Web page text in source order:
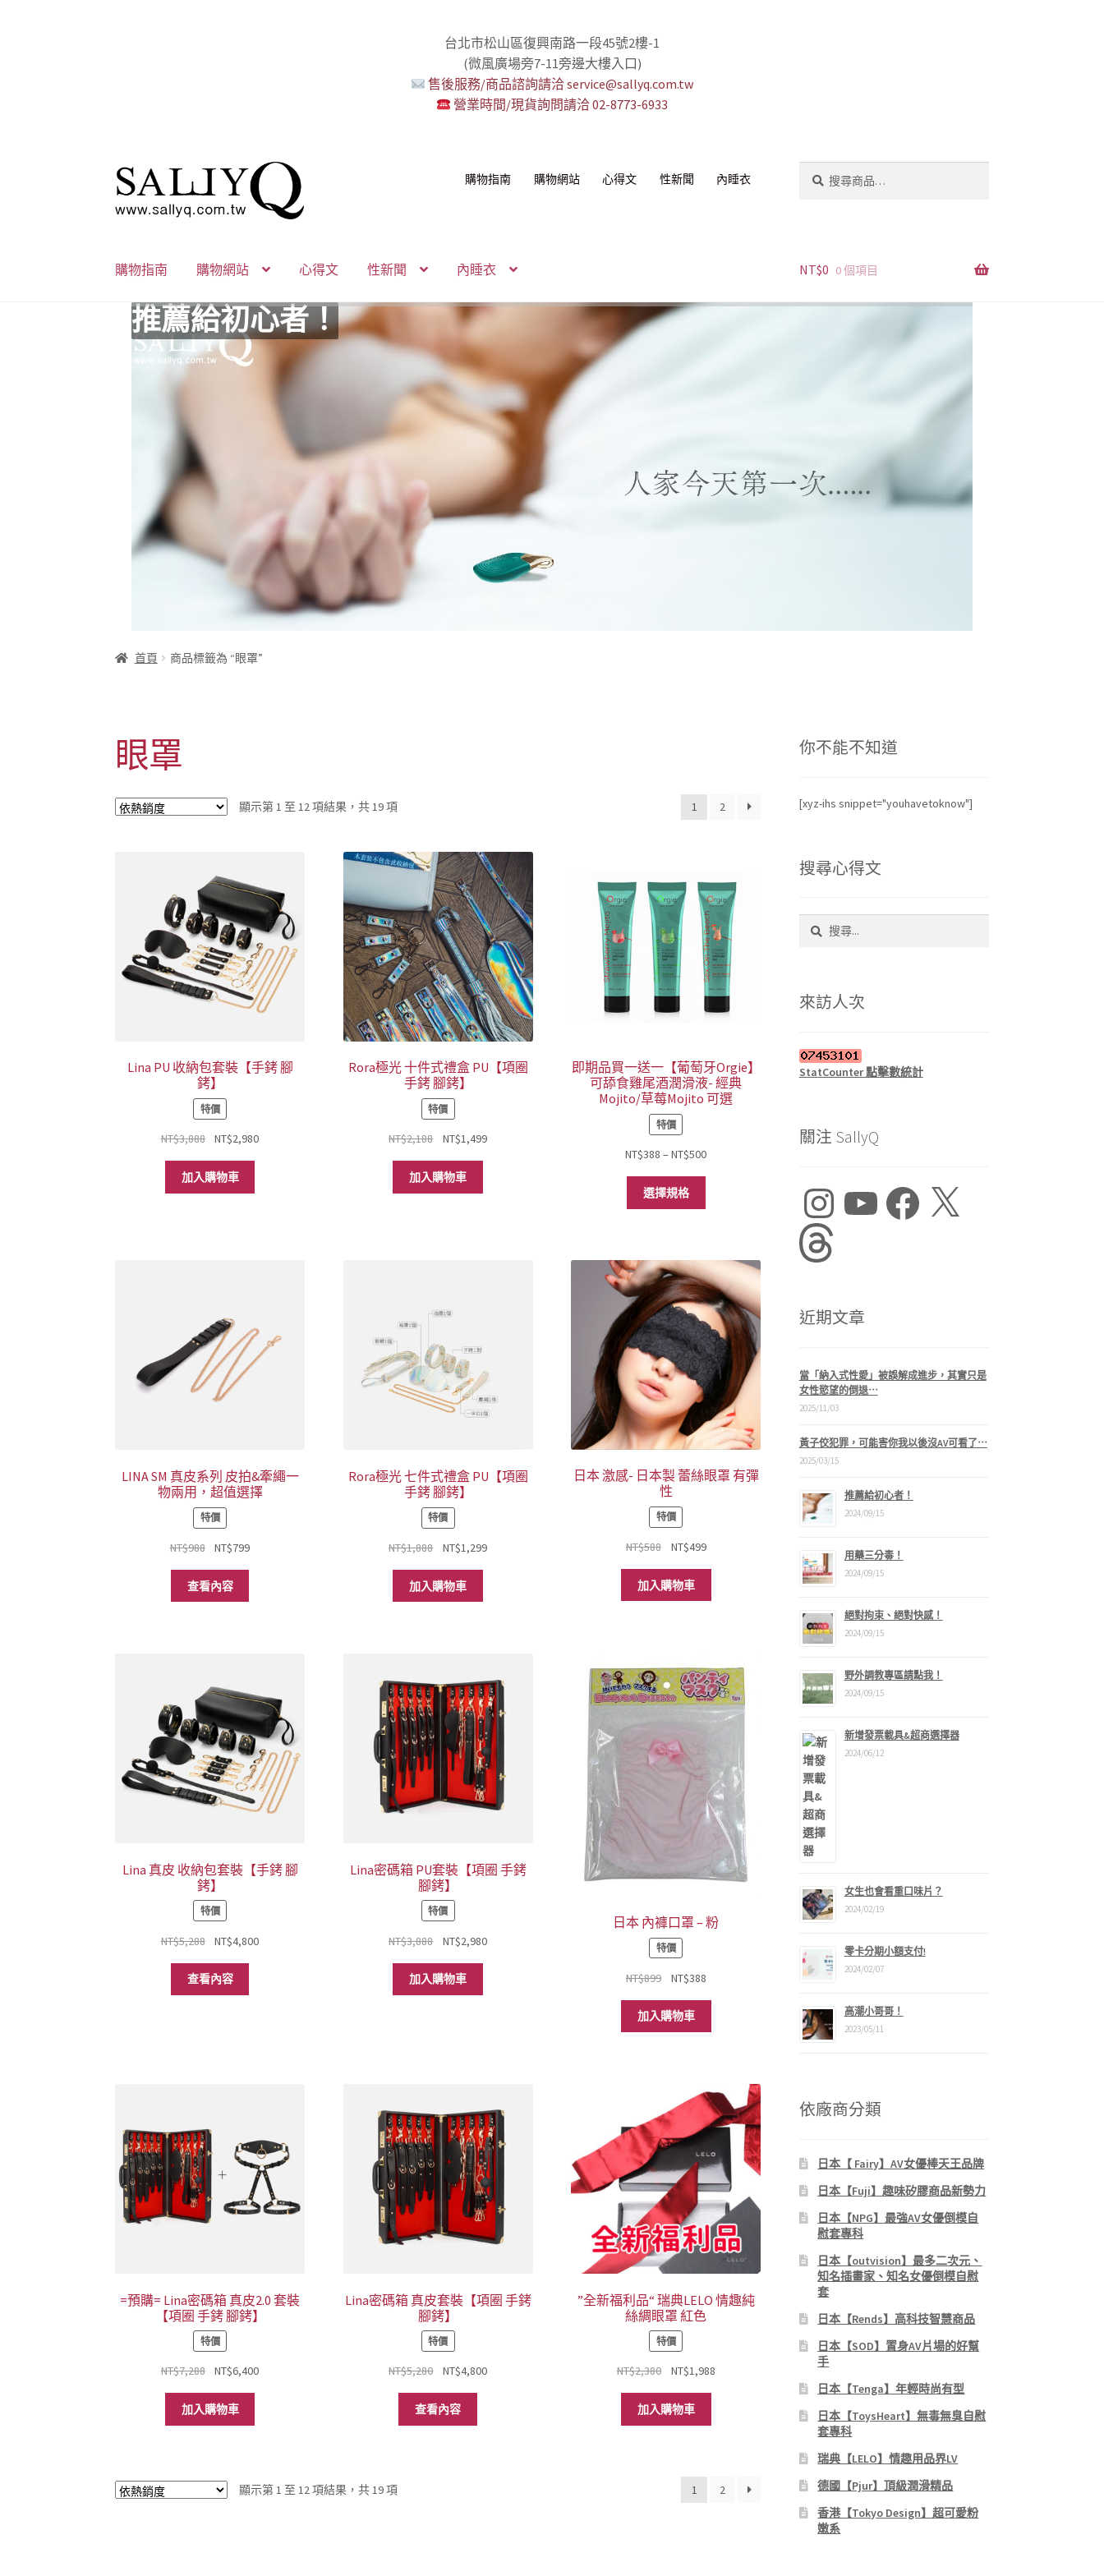
台北市松山區復興南路一段45號2樓-1
(微風廣場旁7-11旁邊大樓入口)
售後服務/商品諮詢請洽 service@sallyq.com.tw
營業時間/現貨詢問請洽 02-8773-6933
跳
至
導
跳
至
主
容
購物指南 購物網站 心得文 性新聞 內睡衣
購物指南 購物網站 心得文 性新聞 內睡衣 NT$0 0 個項目
推薦給初心者！
用藥三分毒！
絕對拘束、絕對快感！
野外調教專區請點我！
零卡分期小額支付!
高潮小哥哥！
免下車也可以購物！
時尚真皮Ｋ金手腳環+短鏈
K金綺娜情趣時尚組
嘗試輕柔的SM，你要一起嗎？
Bess2 買1送4毫無冷場！
免洗潤滑 快適生活提案者
小兔乳夾 遠端遙控想壞壞！
雙悅彎 建立你的多重高潮宇宙！
蜜穴攪拌棒 瞄準性感的私密區域
男人，也該犒賞自己了！
門市消費送時尚收納包
出貨調整公告
人氣男優情慾寫真
SallyQ老師客製化語音服務
首頁 商品標籤為 “眼罩”
眼罩
顯示第 1 至 12 項結果，共 19 項依
度
1 2
Lina PU 收納包套裝【手銬 腳
銬】
特價
NT$3,888
原
價
格：
NT$2,980目
加入購物車
Rora極光 十件式禮盒 PU【項圈
手銬 腳銬】
特價
NT$2,188
原
價
格：
NT$1,499目
加入購物車
即期品買一送一【葡萄牙Orgie】
可舔食雞尾酒潤滑液- 經典
Mojito/草莓Mojito 可選
特價
NT$388 – NT$500價
NT$500
選擇規格
多
種
款
式。
可
在
產
品
頁
面
選
選
LINA SM 真皮系列 皮拍&牽繩一
物兩用，超值選擇
特價
NT$988
原
價
格：
NT$799目
查看內容
Rora極光 七件式禮盒 PU【項圈
手銬 腳銬】
特價
NT$1,888
原
價
格：
NT$1,299目
加入購物車
日本 激感- 日本製 蕾絲眼罩 有彈
性
特價
NT$588
原
價
格：
NT$499目
格：
加入購物車
Lina 真皮 收納包套裝【手銬 腳
銬】
特價
NT$5,288
原
價
格：
NT$4,800目
查看內容
Lina密碼箱 PU套裝【項圈 手銬
腳銬】
特價
NT$3,888
原
價
格：
NT$2,980目
加入購物車
日本 內褲口罩 – 粉
特價
NT$899
原
價
格：
NT$388目
格：
加入購物車
=預購= Lina密碼箱 真皮2.0 套裝
【項圈 手銬 腳銬】
特價
NT$7,288
原
價
格：
NT$6,400目
加入購物車
Lina密碼箱 真皮套裝【項圈 手銬
腳銬】
特價
NT$5,280
原
價
格：
NT$4,800目
查看內容
”全新福利品“ 瑞典LELO 情趣純
絲綢眼罩 紅色
特價
NT$2,380
原
價
格：
NT$1,988目
加入購物車
顯示第 1 至 12 項結果，共 19 項依
1 2
你不能不知道
[xyz-ihs snippet="youhavetoknow"]
搜尋心得文
字:
來訪人次
StatCounter 點擊數統計
關注 SallyQ
Instagram Facebook
Threads
近期文章
當「納入式性愛」被誤解成進步，其實只是
女性慾望的倒退⋯
2025/11/03
黃子佼犯罪，可能害你我以後沒AV可看了⋯
2025/03/15
推薦給初心者！
2024/09/15
用藥三分毒！
2024/09/15
絕對拘束、絕對快感！
2024/09/15
野外調教專區請點我！
2024/09/15
新增發票載具&超商選擇器
2024/06/12
女生也會看重口味片？
2024/02/19
零卡分期小額支付!
2024/02/07
高潮小哥哥！
2023/05/11
依廠商分類
日本【 Fairy】AV女優棒天王品牌
日本【Fuji】趣味矽膠商品新勢力
日本【NPG】最強AV女優倒模自
慰套專科
日本【outvision】最多二次元、
知名插畫家、知名女優倒模自慰
套
日本【Rends】高科技智慧商品
日本【SOD】置身AV片場的好幫
手
日本【Tenga】年輕時尚有型
日本【ToysHeart】無毒無臭自慰
套專科
瑞典【LELO】情趣用品界LV
德國【Pjur】頂級潤滑精品
香港【Tokyo Design】超可愛粉
嫩系